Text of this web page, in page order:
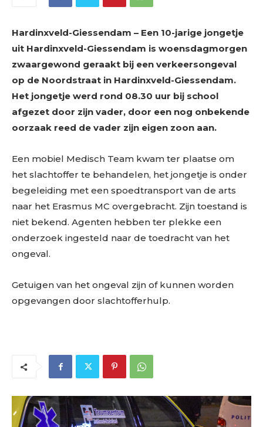
Hardinxveld-Giessendam – Een 10-jarige jongetje
uit Hardinxveld-Giessendam is woensdagmorgen
zwaargewond geraakt bij een verkeersongeval
op de Noordstraat in Hardinxveld-Giessendam.
Het jongetje werd rond 08.30 uur bij school
afgezet door zijn vader, door een nog onbekende
oorzaak reed de vader zijn eigen zoon aan.
Een mobiel Medisch Team kwam ter plaatse om
het slachtoffer te behandelen, het jongetje is onder
begeleiding met een spoedtransport van de arts
naar het Erasmus MC overgebracht. Zijn toestand is
niet bekend. Agenten hebben ter plekke een
onderzoek ingesteld naar de toedracht van het
ongeval.
Getuigen van het ongeval zijn of kunnen worden
opgevangen door slachtofferhulp.